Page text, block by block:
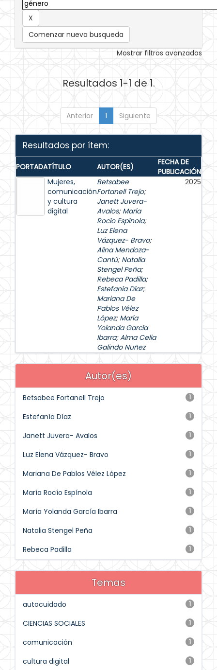
Comenzar nueva busqueda
Mostrar filtros avanzados
Resultados 1-1 de 1.
Anterior 1 Siguiente
Resultados por ítem:
PORTADATÍTULO AUTOR(ES)
FECHA DE
PUBLICACIÓN
Mujeres,
comunicación
y cultura
digital
Betsabee
Fortanell Trejo;
Janett Juvera-
Avalos; María
Rocío Espínola;
Luz Elena
Vázquez- Bravo;
Alina Mendoza-
Cantú; Natalia
Stengel Peña;
Rebeca Padilla;
Estefanía Díaz;
Mariana De
Pablos Vélez
López; María
Yolanda García
Ibarra;Alma Celia
Galindo Nuñez
2025
Autor(es)
1
Betsabee Fortanell Trejo
1
Estefanía Díaz
1
Janett Juvera- Avalos
1
Luz Elena Vázquez- Bravo
1
Mariana De Pablos Vélez López
1
María Rocío Espínola
1
María Yolanda García Ibarra
1
Natalia Stengel Peña
1
Rebeca Padilla
Temas
1
autocuidado
1
CIENCIAS SOCIALES
1
comunicación
1
cultura digital